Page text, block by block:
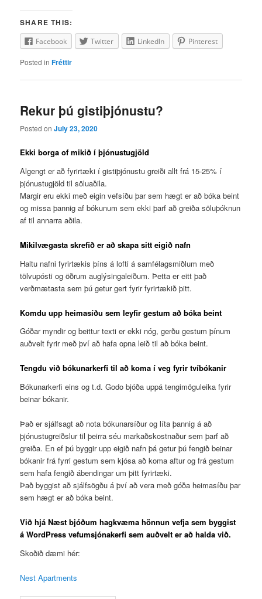
SHARE THIS:
Facebook Twitter LinkedIn Pinterest
Posted in Fréttir
Rekur þú gistiþjónustu?
Posted onJuly 23, 2020
Ekki borga of mikið í þjónustugjöld
Algengt er að fyrirtæki í gistiþjónustu greiði allt frá 15-25% í
þjónustugjöld til söluaðila.
Margir eru ekki með eigin vefsíðu þar sem hægt er að bóka beint
og missa þannig af bókunum sem ekki þarf að greiða söluþóknun
af til annarra aðila.
Mikilvægasta skrefið er að skapa sitt eigið nafn
Haltu nafni fyrirtækis þíns á lofti á samfélagsmiðlum með
tölvupósti og öðrum auglýsingaleiðum. Þetta er eitt það
verðmætasta sem þú getur gert fyrir fyrirtækið þitt.
Komdu upp heimasíðu sem leyfir gestum að bóka beint
Góðar myndir og beittur texti er ekki nóg, gerðu gestum þínum
auðvelt fyrir með því að hafa opna leið til að bóka beint.
Tengdu við bókunarkerfi til að koma í veg fyrir tvíbókanir
Bókunarkerfi eins og t.d. Godo bjóða uppá tengimöguleika fyrir
beinar bókanir.
Það er sjálfsagt að nota bókunarsíður og líta þannig á að
þjónustugreiðslur til þeirra séu markaðskostnaður sem þarf að
greiða. En ef þú byggir upp eigið nafn þá getur þú fengið beinar
bókanir frá fyrri gestum sem kjósa að koma aftur og frá gestum
sem hafa fengið ábendingar um þitt fyrirtæki.
Það byggist að sjálfsögðu á því að vera með góða heimasíðu þar
sem hægt er að bóka beint.
Við hjá Næst bjóðum hagkvæma hönnun vefja sem byggist
á WordPress vefumsjónakerfi sem auðvelt er að halda við.
Skoðið dæmi hér:
Nest Apartments